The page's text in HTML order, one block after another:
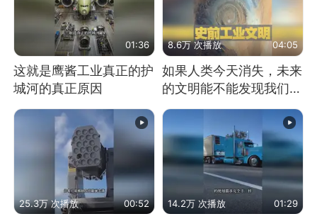
01:36
这就是鹰酱工业真正的护
城河的真正原因
8.6万 次播放 04:05
如果人类今天消失，未来
的文明能不能发现我们存
在过？
25.3万 次播放 00:52 14.2万 次播放 01:29